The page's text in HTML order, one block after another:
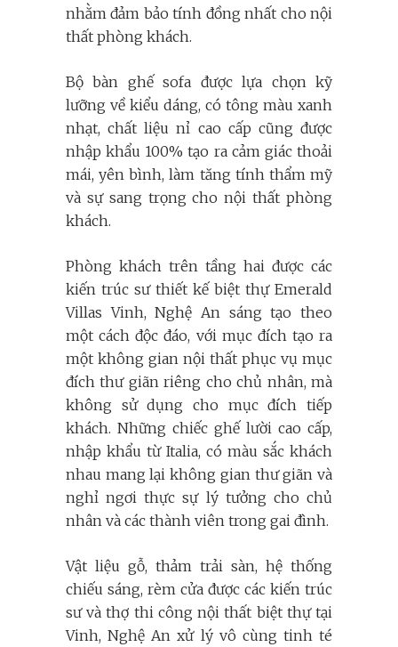
nhằm đảm bảo tính đồng nhất cho nội
thất phòng khách.
Bộ bàn ghế sofa được lựa chọn kỹ
lưỡng về kiểu dáng, có tông màu xanh
nhạt, chất liệu nỉ cao cấp cũng được
nhập khẩu 100% tạo ra cảm giác thoải
mái, yên bình, làm tăng tính thẩm mỹ
và sự sang trọng cho nội thất phòng
khách.
Phòng khách trên tầng hai được các
kiến trúc sư thiết kế biệt thự Emerald
Villas Vinh, Nghệ An sáng tạo theo
một cách độc đáo, với mục đích tạo ra
một không gian nội thất phục vụ mục
đích thư giãn riêng cho chủ nhân, mà
không sử dụng cho mục đích tiếp
khách. Những chiếc ghế lười cao cấp,
nhập khẩu từ Italia, có màu sắc khách
nhau mang lại không gian thư giãn và
nghỉ ngơi thực sự lý tưởng cho chủ
nhân và các thành viên trong gai đình.
Vật liệu gỗ, thảm trải sàn, hệ thống
chiếu sáng, rèm cửa được các kiến trúc
sư và thợ thi công nội thất biệt thự tại
Vinh, Nghệ An xử lý vô cùng tinh té